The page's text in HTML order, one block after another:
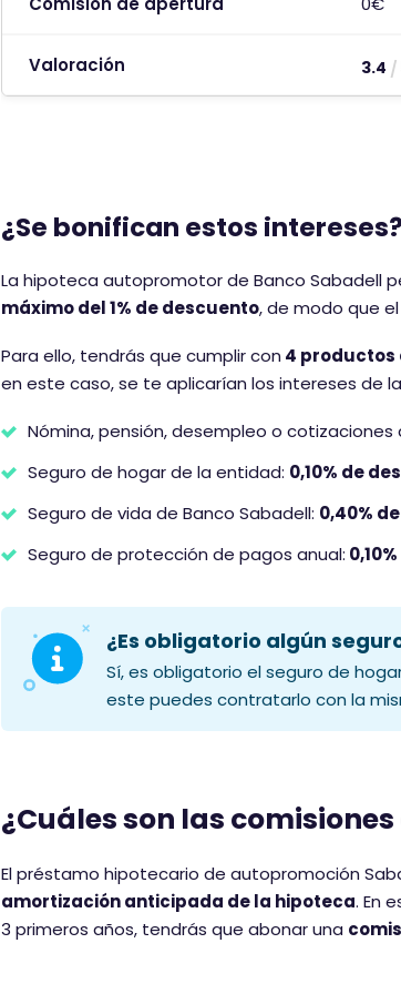
Valoración
E
s
m
a
r
o
e
n
a
p
u
n
a
ó
n
3.4
¿Se bonifican estos intereses?
La hipoteca autopromotor de Banco Sabadell
máximo del 1% de descuento, de modo que
Para ello, tendrás que cumplir con 4 productos
en este caso, se te aplicarían los intereses de
Nómina, pensión, desempleo o
Seguro de hogar de la entidad: 0,10% de
Seguro de vida de Banco Sabadell: 0,40%
Seguro de protección de pagos anual:
¿Es obligatorio algún
Sí, es obligatorio el seguro de
este puedes contratarlo con la
¿Cuáles son las
El préstamo hipotecario de autopromoción
amortización anticipada de la hipoteca. En
3 primeros años, tendrás que abonar una